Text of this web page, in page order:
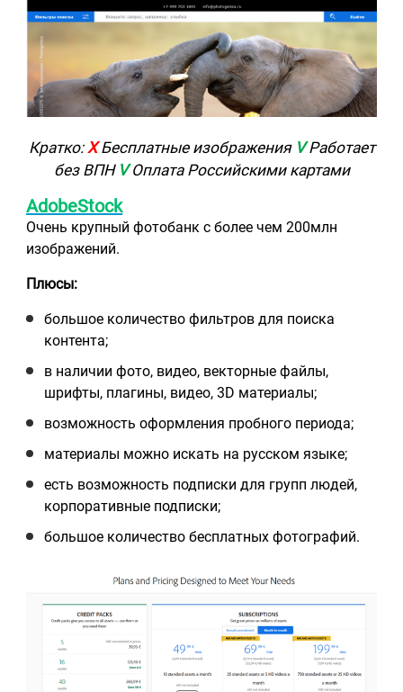
Кратко: ХБесплатные изображения VРаботает
без ВПН VОплата Российскими картами
AdobeStock
Очень крупный фотобанк с более чем 200млн
изображений.
Плюсы:
большое количество фильтров для поиска
контента;
в наличии фото, видео, векторные файлы,
шрифты, плагины, видео, 3D материалы;
возможность оформления пробного периода;
материалы можно искать на русском языке;
есть возможность подписки для групп людей,
корпоративные подписки;
большое количество бесплатных фотографий.